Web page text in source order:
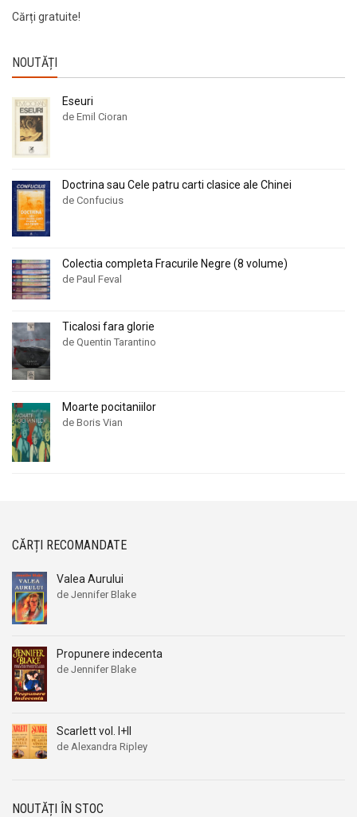
Cărți gratuite!
NOUTĂȚI
Eseuri
de Emil Cioran
Doctrina sau Cele patru carti clasice ale Chinei
de Confucius
Colectia completa Fracurile Negre (8 volume)
de Paul Feval
Ticalosi fara glorie
de Quentin Tarantino
Moarte pocitaniilor
de Boris Vian
CĂRȚI RECOMANDATE
Valea Aurului
de Jennifer Blake
fost:
56,00 lei.
39,00 lei.
Propunere indecenta
de Jennifer Blake
Scarlett vol. I+II
de Alexandra Ripley
fost:
39,00 lei.
NOUTĂȚI ÎN STOC